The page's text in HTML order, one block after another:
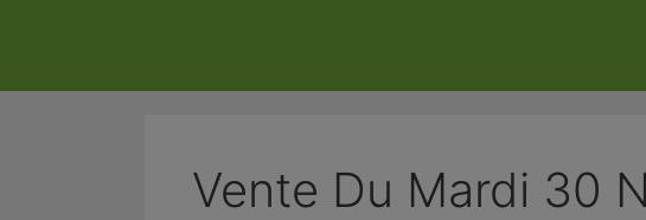
Vente Du Mardi 30